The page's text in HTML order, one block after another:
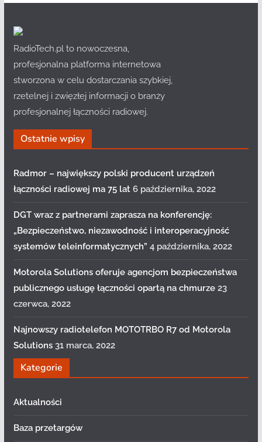
RadioTech.pl to nowoczesna,
profesjonalna platforma internetowa
stworzona w celu dostarczania szybkiej,
rzetelnej i zwięzłej informacji o branży
profesjonalnej łączności radiowej.
Ostatnie wpisy
Radmor – największy polski producent urządzeń
łączności radiowej ma 75 lat 6 października, 2022
DGT wraz z partnerami zaprasza na konferencję:
„Bezpieczeństwo, niezawodność i interoperacyjność
systemów teleinformatycznych” 4 października, 2022
Motorola Solutions oferuje agencjom bezpieczeństwa
publicznego usługę łączności opartą na chmurze 23
czerwca, 2022
Najnowszy radiotelefon MOTOTRBO R7 od Motorola
Solutions 31 marca, 2022
Kategorie
Aktualności
Baza przetargów